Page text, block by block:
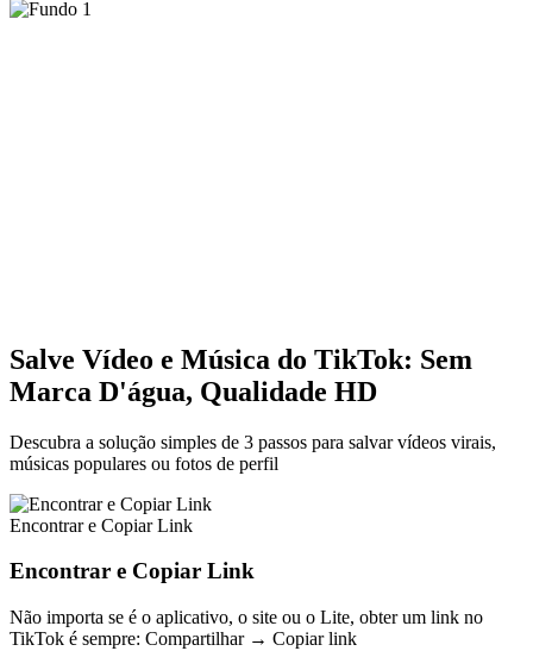
Salve Vídeo e Música do TikTok: Sem
Marca D'água, Qualidade HD
Descubra a solução simples de 3 passos para salvar vídeos virais,
músicas populares ou fotos de perfil
Encontrar e Copiar Link
Encontrar e Copiar Link
Não importa se é o aplicativo, o site ou o Lite, obter um link no
TikTok é sempre: Compartilhar → Copiar link